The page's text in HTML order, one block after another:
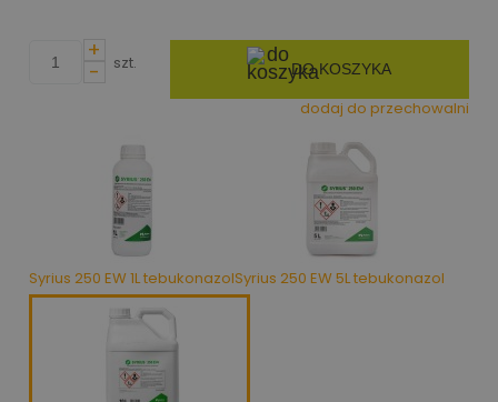
Syrius 250 EW 1L tebukonazolSyrius 250 EW 5L tebukonazol
+
-
szt. DO KOSZYKA
dodaj do przechowalni